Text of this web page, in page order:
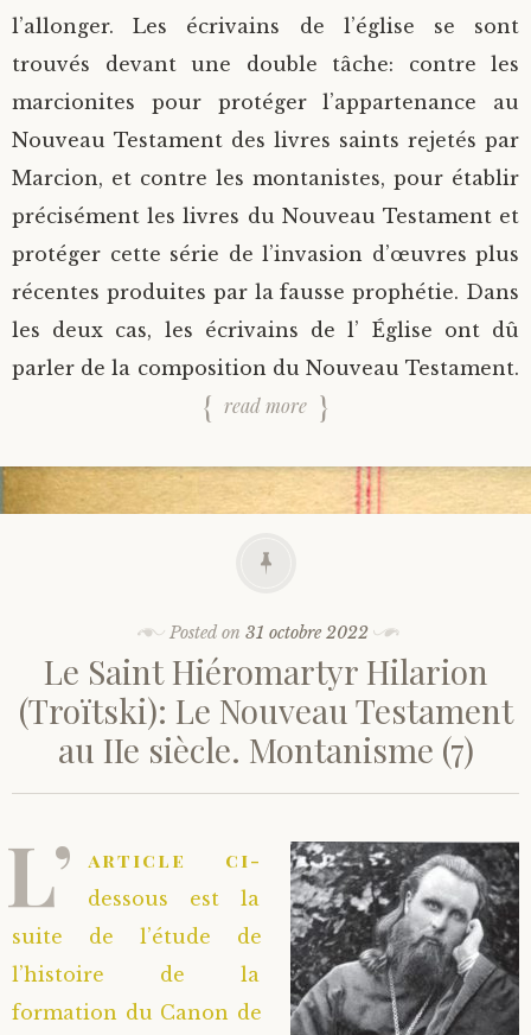
l’allonger. Les écrivains de l’église se sont
trouvés devant une double tâche: contre les
marcionites pour protéger l’appartenance au
Nouveau Testament des livres saints rejetés par
Marcion, et contre les montanistes, pour établir
précisément les livres du Nouveau Testament et
protéger cette série de l’invasion d’œuvres plus
récentes produites par la fausse prophétie. Dans
les deux cas, les écrivains de l’ Église ont dû
parler de la composition du Nouveau Testament.
read more
Posted on31 octobre 2022
Le Saint Hiéromartyr Hilarion
(Troïtski): Le Nouveau Testament
au IIe siècle. Montanisme (7)
L’ article ci-
dessous est la
suite de l’étude de
l’histoire de la
formation du Canon de